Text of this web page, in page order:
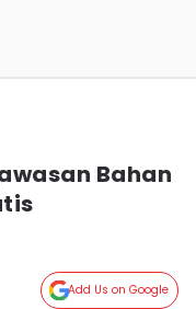
Bahan
Add Us on Google